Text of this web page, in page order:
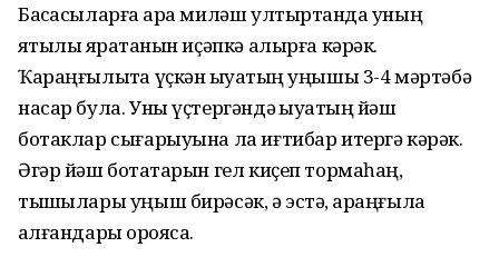
Баҡсасыларға ҡара миләш ултыртҡанда уның
яҡтылыҡ яратҡанын иҫәпкә алырға кәрәк.
Ҡараңғылыҡта үҫкән ҡыуаҡтың уңышы 3-4 мәртәбә
насар була. Уны үҫтергәндә ҡыуаҡтың йәш
ботаклар сығарыуына ла иғтибар итергә кәрәк.
Әгәр йәш ботаҡтарын гел киҫеп тормаһаң,
тышҡылары уңыш бирәсәк, ә эстә, ҡараңғыла
ҡалғандары ҡороясаҡ.